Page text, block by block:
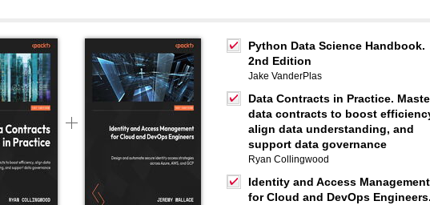
Python Data Science Handbook.
2nd Edition
Jake VanderPlas
Data Contracts in Practice.
data contracts to boost
align data understanding, and
support data governance
Ryan Collingwood
Identity and Access Management
for Cloud and DevOps Engineers.